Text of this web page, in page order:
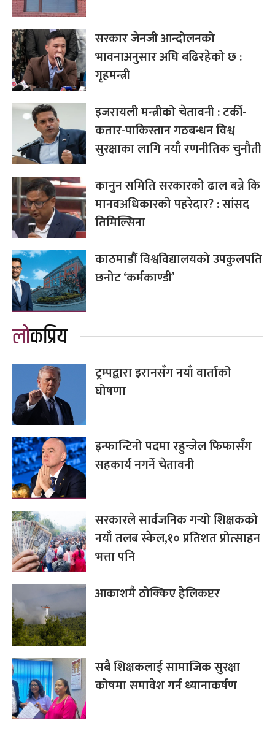
सरकार जेनजी आन्दोलनको
भावनाअनुसार अघि बढिरहेको छ :
गृहमन्त्री
इजरायली मन्त्रीको चेतावनी : टर्की-
कतार-पाकिस्तान गठबन्धन विश्व
सुरक्षाका लागि नयाँ रणनीतिक चुनौती
कानुन समिति सरकारको ढाल बन्ने कि
मानवअधिकारको पहरेदार? : सांसद
तिमिल्सिना
काठमाडौँ विश्वविद्यालयको उपकुलपति
छनोट ‘कर्मकाण्डी’
लोकप्रिय
ट्रम्पद्वारा इरानसँग नयाँ वार्ताको
घोषणा
इन्फान्टिनो पदमा रहुन्जेल फिफासँग
सहकार्य नगर्ने चेतावनी
सरकारले सार्वजनिक गर्‍यो शिक्षकको
नयाँ तलब स्केल,१० प्रतिशत प्रोत्साहन
भत्ता पनि
आकाशमै ठोक्किए हेलिकप्टर
सबै शिक्षकलाई सामाजिक सुरक्षा
कोषमा समावेश गर्न ध्यानाकर्षण